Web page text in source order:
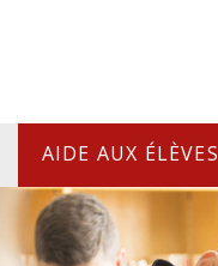
AIDE AUX ÉLÈVES